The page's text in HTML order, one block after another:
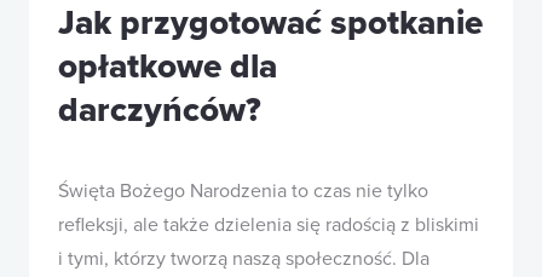
Jak przygotować spotkanie
opłatkowe dla
darczyńców?
Święta Bożego Narodzenia to czas nie tylko
refleksji, ale także dzielenia się radością z bliskimi
i tymi, którzy tworzą naszą społeczność. Dla